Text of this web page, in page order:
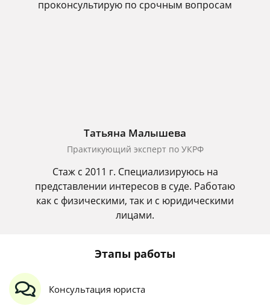
проконсультирую по срочным вопросам
Татьяна Малышева
Практикующий эксперт по УКРФ
Стаж с 2011 г. Специализируюсь на
представлении интересов в суде. Работаю
как с физическими, так и с юридическими
лицами.
Этапы работы
Консультация юриста